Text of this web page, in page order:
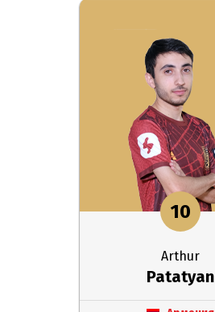
10
Arthur
Patatyan